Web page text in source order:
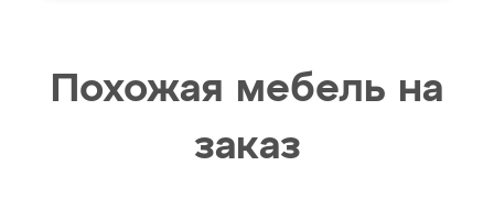
Похожая мебель на
заказ